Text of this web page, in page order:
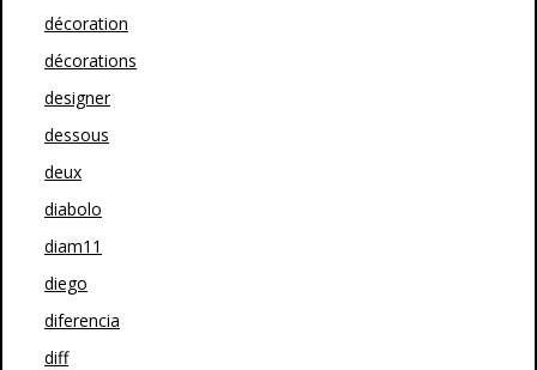
décoration
décorations
designer
dessous
deux
diabolo
diam11
diego
diferencia
diff